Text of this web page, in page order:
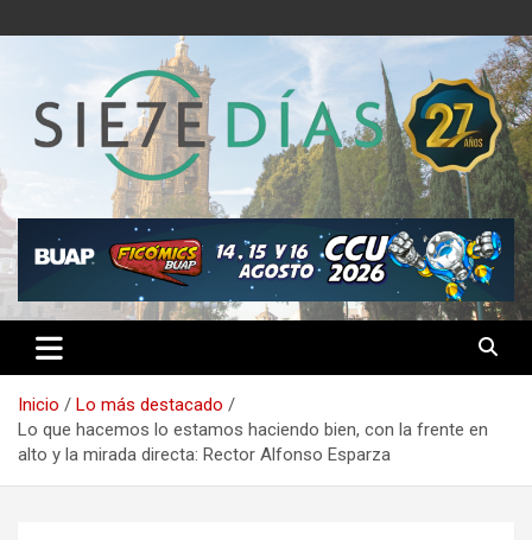
al
Semanario 7 Días
Inicio
Lo más destacado
Lo que hacemos lo estamos haciendo bien, con la frente en
alto y la mirada directa: Rector Alfonso Esparza